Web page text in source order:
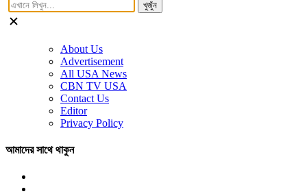
খুজুঁন
About Us
Advertisement
All USA News
CBN TV USA
Contact Us
Editor
Privacy Policy
আমাদের সাথে থাকুন